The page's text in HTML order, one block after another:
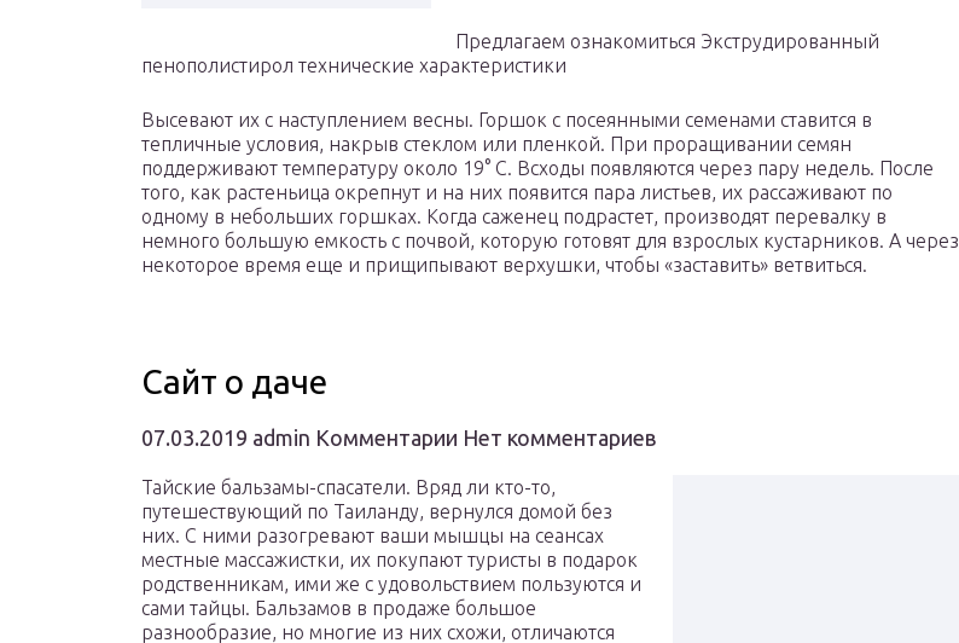
Предлагаем ознакомиться Экструдированный
пенополистирол технические характеристики
Высевают их с наступлением весны. Горшок с посеянными семенами ставится в
тепличные условия, накрыв стеклом или пленкой. При проращивании семян
поддерживают температуру около 19° С. Всходы появляются через пару недель. После
того, как растеньица окрепнут и на них появится пара листьев, их рассаживают по
одному в небольших горшках. Когда саженец подрастет, производят перевалку в
немного большую емкость с почвой, которую готовят для взрослых кустарников. А через
некоторое время еще и прищипывают верхушки, чтобы «заставить» ветвиться.
Сайт о даче
07.03.2019 admin Комментарии Нет комментариев
Тайские бальзамы-спасатели. Вряд ли кто-то,
путешествующий по Таиланду, вернулся домой без
них. С ними разогревают ваши мышцы на сеансах
местные массажистки, их покупают туристы в подарок
родственникам, ими же с удовольствием пользуются и
сами тайцы. Бальзамов в продаже большое
разнообразие, но многие из них схожи, отличаются